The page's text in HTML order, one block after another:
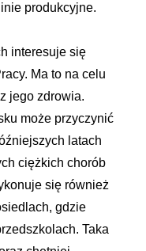
produkcyjne.
interesuje się
Ma to na celu
jego zdrowia.
może przyczynić
latach
ciężkich chorób
się również
gdzie
Taka